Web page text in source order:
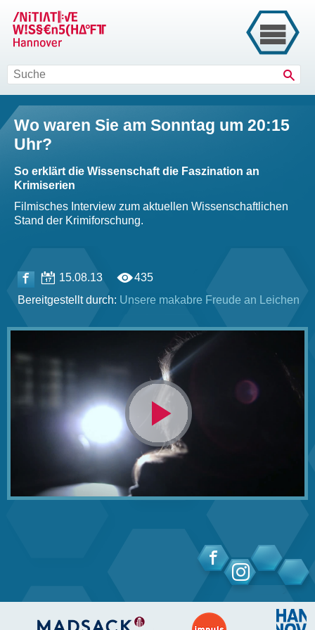
Wo waren Sie am Sonntag um 20:15
Uhr?
So erklärt die Wissenschaft die Faszination an
Krimiserien
Filmisches Interview zum aktuellen Wissenschaftlichen
Stand der Krimiforschung.
15.08.13
435
Bereitgestellt durch: Unsere makabre Freude an Leichen
Video
abspielen